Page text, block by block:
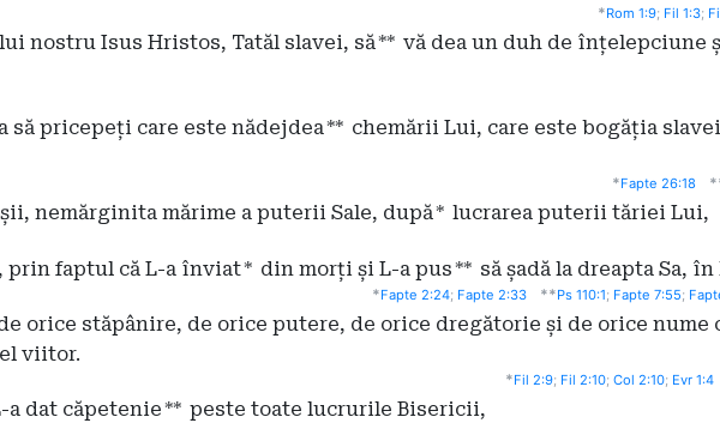
*Rom 1:9; Fil 1:3;
nostru Isus Hristos, Tatăl slavei, să** vă dea un duh de înțelepciune
să pricepeți care este nădejdea** chemării Lui, care este bogăția
*Fapte 26:18
nemărginita mărime a puterii Sale, după* lucrarea puterii tăriei Lui,
prin faptul că L-a înviat* din morți și L-a pus** să șadă la dreapta Sa,
*Fapte 2:24; Fapte 2:33 **Ps 110:1; Fapte 7:55;
orice stăpânire, de orice putere, de orice dregătorie și de orice nume
viitor.
*Fil 2:9; Fil 2:10; Col 2:10; Evr 1:4
a dat căpetenie** peste toate lucrurile Bisericii,